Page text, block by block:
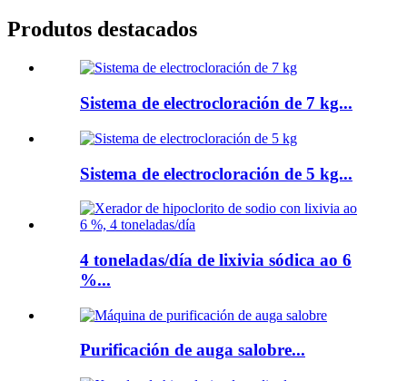
Produtos destacados
Sistema de electrocloración de 7 kg...
Sistema de electrocloración de 5 kg...
4 toneladas/día de lixivia sódica ao 6
%...
Purificación de auga salobre...